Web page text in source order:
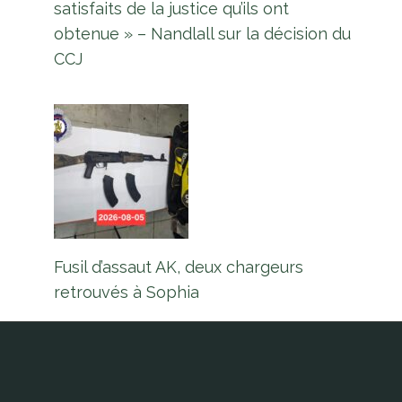
satisfaits de la justice qu’ils ont
obtenue » – Nandlall sur la décision du
CCJ
Fusil d’assaut AK, deux chargeurs
retrouvés à Sophia